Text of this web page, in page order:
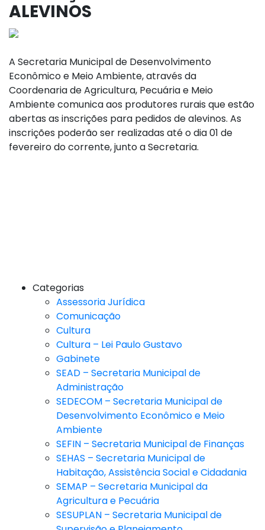
ALEVINOS
A Secretaria Municipal de Desenvolvimento
Econômico e Meio Ambiente, através da
Coordenaria de Agricultura, Pecuária e Meio
Ambiente comunica aos produtores rurais que estão
abertas as inscrições para pedidos de alevinos. As
inscrições poderão ser realizadas até o dia 01 de
fevereiro do corrente, junto a Secretaria.
Categorias
Assessoria Jurídica
Comunicação
Cultura
Cultura – Lei Paulo Gustavo
Gabinete
SEAD – Secretaria Municipal de
Administração
SEDECOM – Secretaria Municipal de
Desenvolvimento Econômico e Meio
Ambiente
SEFIN – Secretaria Municipal de Finanças
SEHAS – Secretaria Municipal de
Habitação, Assistência Social e Cidadania
SEMAP – Secretaria Municipal da
Agricultura e Pecuária
SESUPLAN – Secretaria Municipal de